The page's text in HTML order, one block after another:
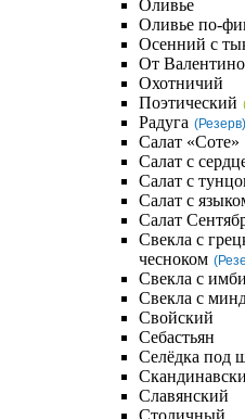
Оливье
Оливье по-
Осенний с
От Валентино
Охотничий
Поэтический
Радуга (Резерв)
Салат «Соте»
Салат с
Салат с
Салат с
Салат
Свекла с
чесноком
Свекла с
Свекла с
Свойский
Себастьян
Селёдка под
Славянский
Столичный